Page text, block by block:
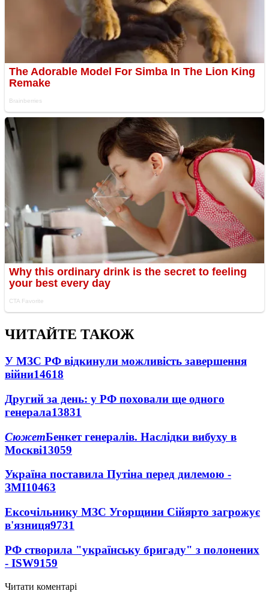
ЧИТАЙТЕ ТАКОЖ
У МЗС РФ відкинули можливість завершення
війни14618
Другий за день: у РФ поховали ще одного
генерала13831
СюжетБенкет генералів. Наслідки вибуху в
Москві13059
Україна поставила Путіна перед дилемою -
ЗМІ10463
Ексочільнику МЗС Угорщини Сійярто загрожує
в'язниця9731
РФ створила "українську бригаду" з полонених
- ISW9159
Читати коментарі